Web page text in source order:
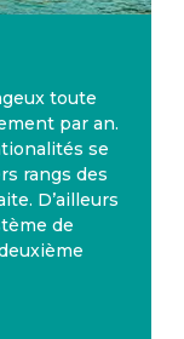
toute
par an.
se
rangs des
D’ailleurs
de